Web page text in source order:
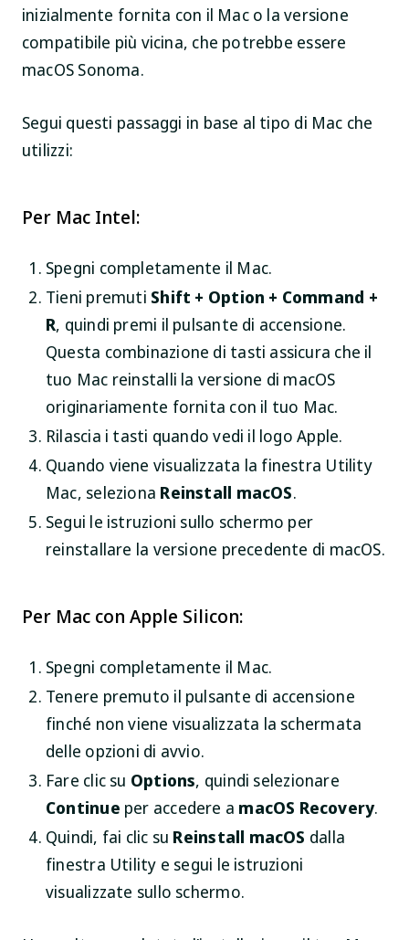
inizialmente fornita con il Mac o la versione
compatibile più vicina, che potrebbe essere
macOS Sonoma.
Segui questi passaggi in base al tipo di Mac che
utilizzi:
Per Mac Intel:
Spegni completamente il Mac.
Tieni premuti Shift + Option + Command +
R, quindi premi il pulsante di accensione.
Questa combinazione di tasti assicura che il
tuo Mac reinstalli la versione di macOS
originariamente fornita con il tuo Mac.
Rilascia i tasti quando vedi il logo Apple.
Quando viene visualizzata la finestra Utility
Mac, seleziona Reinstall macOS.
Segui le istruzioni sullo schermo per
reinstallare la versione precedente di macOS.
Per Mac con Apple Silicon:
Spegni completamente il Mac.
Tenere premuto il pulsante di accensione
finché non viene visualizzata la schermata
delle opzioni di avvio.
Fare clic su Options, quindi selezionare
Continue per accedere a macOS Recovery.
Quindi, fai clic su Reinstall macOS dalla
finestra Utility e segui le istruzioni
visualizzate sullo schermo.